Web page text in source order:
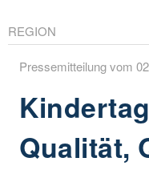
REGION
Pressemitteilung vom
Qualität,